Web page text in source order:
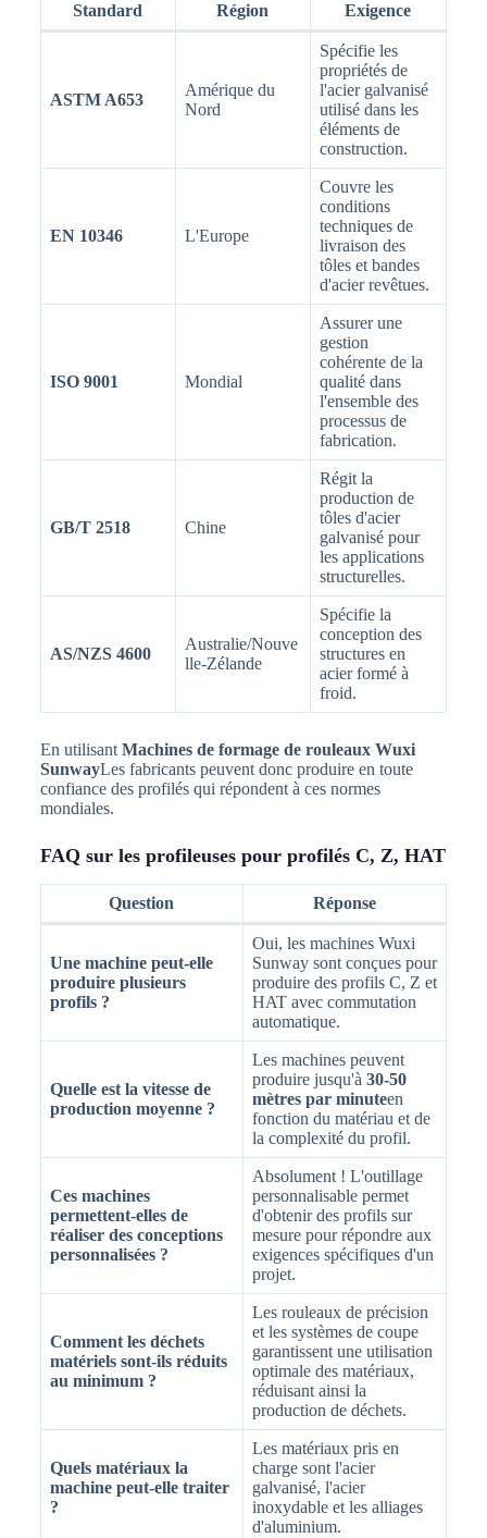
Standard Région Exigence
ASTM A653
Amérique du
Nord
Spécifie les
propriétés de
l'acier galvanisé
utilisé dans les
éléments de
construction.
EN 10346 L'Europe
Couvre les
conditions
techniques de
livraison des
tôles et bandes
d'acier revêtues.
ISO 9001 Mondial
Assurer une
gestion
cohérente de la
qualité dans
l'ensemble des
processus de
fabrication.
GB/T 2518 Chine
Régit la
production de
tôles d'acier
galvanisé pour
les applications
structurelles.
AS/NZS 4600
Australie/Nouve
lle-Zélande
Spécifie la
conception des
structures en
acier formé à
froid.
En utilisant Machines de formage de rouleaux Wuxi
SunwayLes fabricants peuvent donc produire en toute
confiance des profilés qui répondent à ces normes
mondiales.
FAQ sur les profileuses pour profilés C, Z, HAT
Question Réponse
Une machine peut-elle
produire plusieurs
profils ?
Oui, les machines Wuxi
Sunway sont conçues pour
produire des profils C, Z et
HAT avec commutation
automatique.
Quelle est la vitesse de
production moyenne ?
Les machines peuvent
produire jusqu'à 30-50
mètres par minuteen
fonction du matériau et de
la complexité du profil.
Ces machines
permettent-elles de
réaliser des conceptions
personnalisées ?
Absolument ! L'outillage
personnalisable permet
d'obtenir des profils sur
mesure pour répondre aux
exigences spécifiques d'un
projet.
Comment les déchets
matériels sont-ils réduits
au minimum ?
Les rouleaux de précision
et les systèmes de coupe
garantissent une utilisation
optimale des matériaux,
réduisant ainsi la
production de déchets.
Quels matériaux la
machine peut-elle traiter
?
Les matériaux pris en
charge sont l'acier
galvanisé, l'acier
inoxydable et les alliages
d'aluminium.